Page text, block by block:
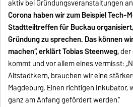
aktiv bei Gründungsveranstaltungen
Corona haben wir zum Beispiel Tech-
Stadtteiltreffen für Buckau
Gründung zu sprechen. Das können
machen“, erklärt Tobias Steenweg,der
kommt und vor allem eines vermisst:
Altstadtkern, brauchen wir eine
Magdeburg. Einen richtigen Inkubator,
ganz am Anfang gefördert werden.“